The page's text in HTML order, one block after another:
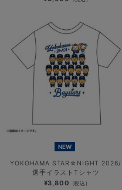
NEW
YOKOHAMA STAR☆NIGHT 2026/
選手イラストTシャツ
¥3,800 (税込)